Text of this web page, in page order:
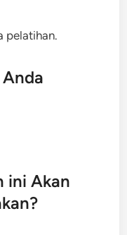
pelatihan.
ini Akan